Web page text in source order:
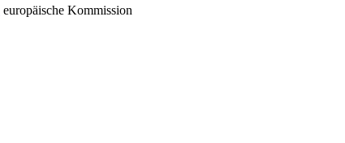
europäische Kommission